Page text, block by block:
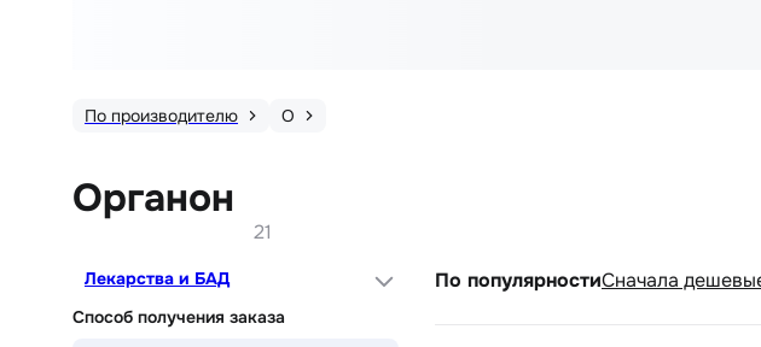
По производителю О
Органон
21
Лекарства и БАД
Способ получения заказа
По популярностиCначала